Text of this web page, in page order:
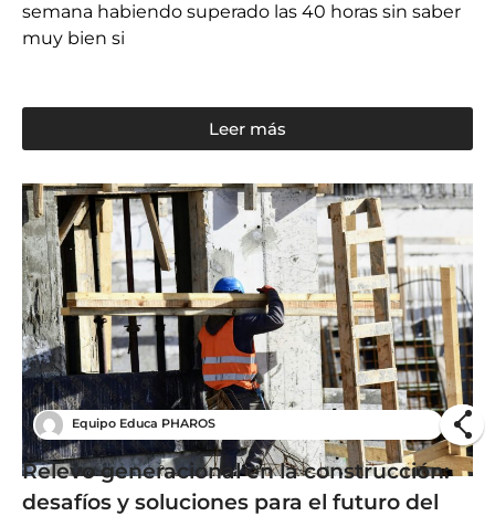
semana habiendo superado las 40 horas sin saber
muy bien si
Leer más
Equipo Educa PHAROS
Relevo generacional en la construcción:
desafíos y soluciones para el futuro del